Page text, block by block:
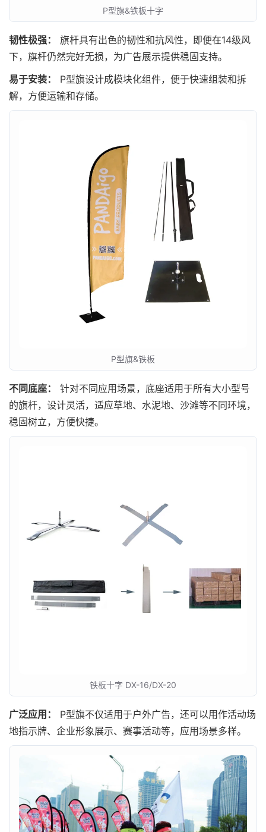
P型旗&铁板十字
韧性极强：
旗杆具有出色的韧性和抗风性，即便在14级风
下，旗杆仍然完好无损，为广告展示提供稳固支持。
易于安装：
P型旗设计成模块化组件，便于快速组装和拆
解，方便运输和存储。
P型旗&铁板
不同底座：
针对不同应用场景，底座适用于所有大小型号
的旗杆，设计灵活，适应草地、水泥地、沙滩等不同环境，
稳固树立，方便快捷。
铁板十字 DX-16/DX-20
广泛应用：
P型旗不仅适用于户外广告，还可以用作活动场
地指示牌、企业形象展示、赛事活动等，应用场景多样。